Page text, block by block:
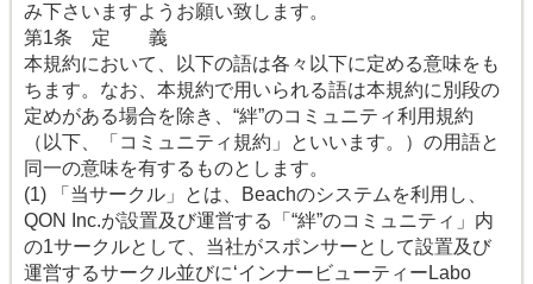
み下さいますようお願い致します。
第1条 定 義
本規約において、以下の語は各々以下に定める意味をも
ちます。なお、本規約で用いられる語は本規約に別段の
定めがある場合を除き、“絆”のコミュニティ利用規約
（以下、「コミュニティ規約」といいます。）の用語と
同一の意味を有するものとします。
(1) 「当サークル」とは、Beachのシステムを利用し、
QON Inc.が設置及び運営する「“絆”のコミュニティ」内
の1サークルとして、当社がスポンサーとして設置及び
運営するサークル並びに‘インナービューティーLabo